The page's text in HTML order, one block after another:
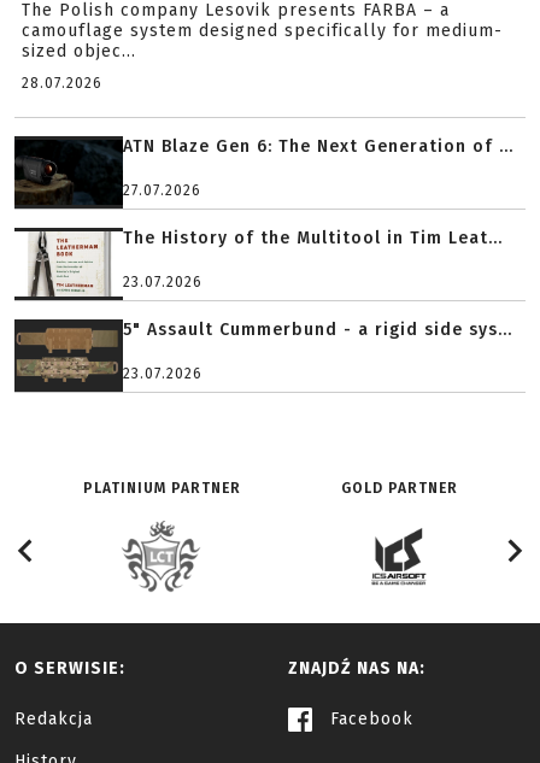
The Polish company Lesovik presents FARBA – a
camouflage system designed specifically for medium-
sized objec...
28.07.2026
ATN Blaze Gen 6: The Next Generation of ...
27.07.2026
The History of the Multitool in Tim Leat...
23.07.2026
5" Assault Cummerbund - a rigid side sys...
23.07.2026
PLATINIUM PARTNER GOLD PARTNER
O SERWISIE:
Redakcja
ZNAJDŹ NAS NA:
Facebook